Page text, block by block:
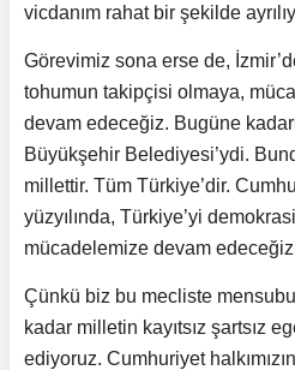
vicdanım rahat bir şekilde
Görevimiz sona erse de,
tohumun takipçisi olmaya,
devam edeceğiz. Bugüne
Büyükşehir Belediyesi’ydi.
millettir. Tüm Türkiye’dir.
yüzyılında, Türkiye’yi
mücadelemize devam
Çünkü biz bu mecliste
kadar milletin kayıtsız şartsız
ediyoruz. Cumhuriyet